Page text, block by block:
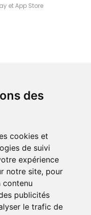
des
cookies et
de suivi
expérience
notre site, pour
contenu
publicités
le trafic de
et App Store
commande à Amiens
recevez-là rapidement